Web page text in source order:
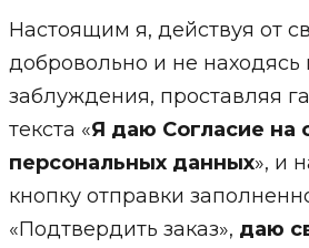
Настоящим я, действуя от
добровольно и не
заблуждения, проставляя
текста «Я даю Согласие на
персональных данных», и
кнопку отправки
«Подтвердить заказ», даю